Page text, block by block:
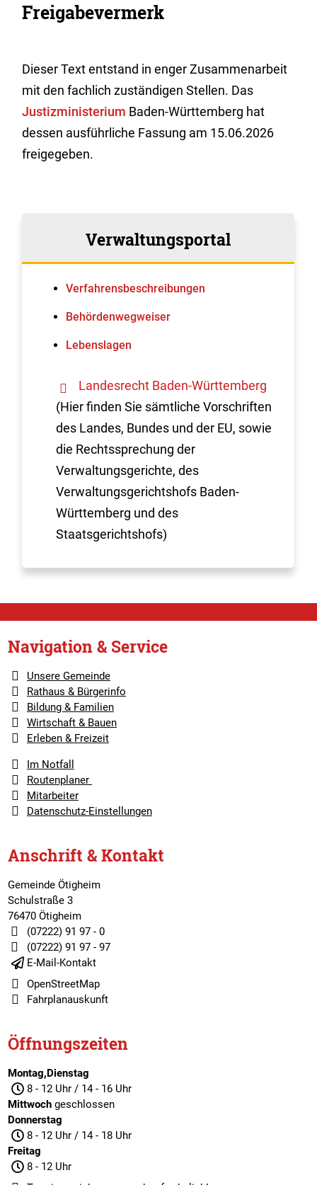
Freigabevermerk
Dieser Text entstand in enger Zusammenarbeit
mit den fachlich zuständigen Stellen. Das
Justizministerium Baden-Württemberg hat
dessen ausführliche Fassung am 15.06.2026
freigegeben.
Verwaltungsportal
Verfahrens­beschreibungen
Behördenwegweiser
Lebenslagen
Landesrecht Baden-Württemberg
(Hier finden Sie sämtliche Vorschriften
des Landes, Bundes und der EU, sowie
die Rechtssprechung der
Verwaltungsgerichte, des
Verwaltungsgerichtshofs Baden-
Württemberg und des
Staatsgerichtshofs)
Navigation & Service
Unsere Gemeinde
Rathaus & Bürgerinfo
Bildung & Familien
Wirtschaft & Bauen
Erleben & Freizeit
Im Notfall
Routenplaner
Mitarbeiter
Datenschutz-Einstellungen
Anschrift & Kontakt
Gemeinde Ötigheim
Schulstraße 3
76470 Ötigheim
(07222) 91 97 - 0
(07222) 91 97 - 97
E-Mail-Kontakt
OpenStreetMap
Fahrplanauskunft
Öffnungszeiten
Montag,Dienstag
8 - 12 Uhr / 14 - 16 Uhr
Mittwochgeschlossen
Donnerstag
8 - 12 Uhr / 14 - 18 Uhr
Freitag
8 - 12 Uhr